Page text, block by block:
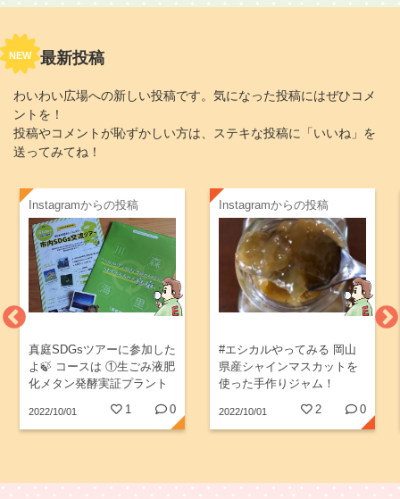
NEW 最新投稿
わいわい広場への新しい投稿です。気になった投稿にはぜひコメ
ントを！
投稿やコメントが恥ずかしい方は、ステキな投稿に「いいね」を
送ってみてね！
Instagramからの投稿
真庭SDGsツアーに参加した
よ🍃 コースは ①生ごみ液肥
化メタン発酵実証プラント
②液肥野菜収穫体験 ③里山
里海交流館「しんぴお」見
学 参加記念にSDGsバッジ
2022/10/01 1 0
Instagramからの投稿
#エシカルやってみる 岡山
県産シャインマスカットを
使った手作りジャム！
2022/10/01 2 0